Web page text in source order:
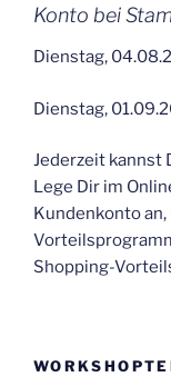
Konto bei
Dienstag,
Dienstag,
Jederzeit kannst
Lege Dir im
Kundenkonto
Shopping-